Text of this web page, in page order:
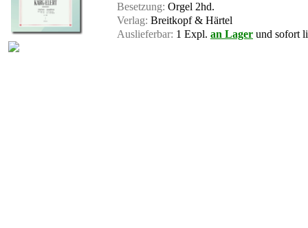
Besetzung: Orgel 2hd.
Verlag: Breitkopf & Härtel
Auslieferbar: 1 Expl. an Lager und sofort